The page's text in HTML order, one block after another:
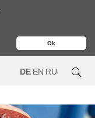
Ok
DE EN RU